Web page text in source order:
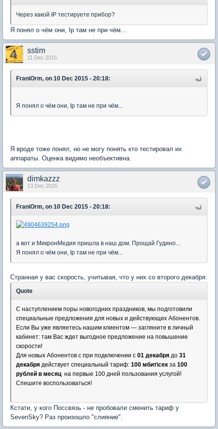
Через какой IP тестируете прибор?
Я понял о чём они, Ip там не при чём...
sstim
11 Dec 2015
FraniOrm, on 10 Dec 2015 - 20:18:
Я понял о чём они, Ip там не при чём...
Я вроде тоже понял, но не могу понять кто тестировал их
аппараты. Оценка видимо необъективна.
dimkazzz
13 Dec 2015
FraniOrm, on 10 Dec 2015 - 20:18:
а вот и МикронМедия пришла в наш дом. Прощай Гудино...
Я понял о чём они, Ip там не при чём...
Странная у вас скорость, учитывая, что у них со второго декабря:
Quote
С наступлением поры новогодних праздников, мы подготовили
специальные предложения для новых и действующих Абонентов.
Если Вы уже являетесь нашим клиентом — загляните в личный
кабинет: там Вас ждет выгодное предложение на повышение
скорости!
Для новых Абонентов с при подключении с 01 декабря до 31
декабря действует специальный тариф: 100 мбит\сек за 100
рублей в месяцна первые 100 дней пользования услугой!
Спешите воспользоваться!
Кстати, у кого Поссвязь - не пробовали сменить тариф у
SevenSky? Раз произошло "слияние".